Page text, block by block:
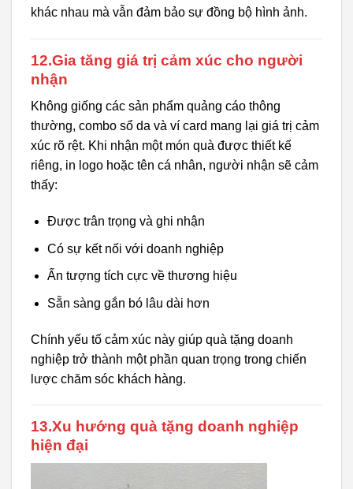
khác nhau mà vẫn đảm bảo sự đồng bộ hình ảnh.
12.Gia tăng giá trị cảm xúc cho người
nhận
Không giống các sản phẩm quảng cáo thông
thường, combo sổ da và ví card mang lại giá trị cảm
xúc rõ rệt. Khi nhận một món quà được thiết kế
riêng, in logo hoặc tên cá nhân, người nhận sẽ cảm
thấy:
Được trân trọng và ghi nhận
Có sự kết nối với doanh nghiệp
Ấn tượng tích cực về thương hiệu
Sẵn sàng gắn bó lâu dài hơn
Chính yếu tố cảm xúc này giúp quà tặng doanh
nghiệp trở thành một phần quan trọng trong chiến
lược chăm sóc khách hàng.
13.Xu hướng quà tặng doanh nghiệp
hiện đại